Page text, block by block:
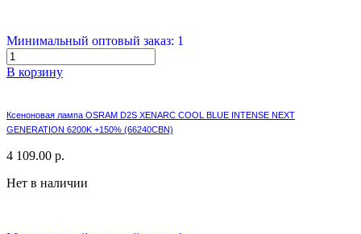
Минимальный оптовый заказ: 1
В корзину
Ксеноновая лампа OSRAM D2S XENARC COOL BLUE INTENSE NEXT
GENERATION 6200K +150% (66240CBN)
4 109.00 р.
Нет в наличии